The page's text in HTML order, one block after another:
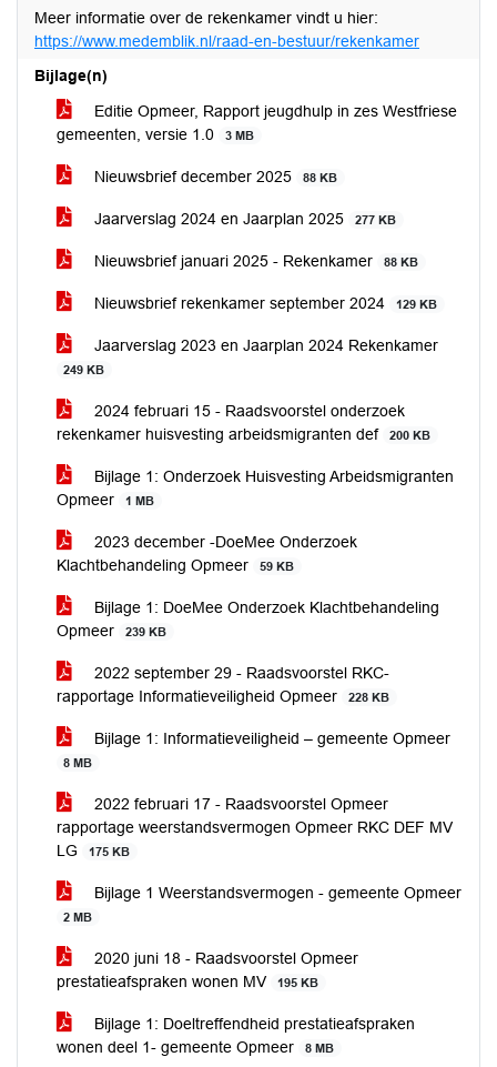
Meer informatie over de rekenkamer vindt u hier:
https://www.medemblik.nl/raad-en-bestuur/rekenkamer
Bijlage(n)
Editie Opmeer, Rapport jeugdhulp in zes Westfriese
gemeenten, versie 1.0
3 MB
Nieuwsbrief december 2025 88 KB
Jaarverslag 2024 en Jaarplan 2025 277 KB
Nieuwsbrief januari 2025 - Rekenkamer 88 KB
Nieuwsbrief rekenkamer september 2024 129 KB
Jaarverslag 2023 en Jaarplan 2024 Rekenkamer
249 KB
2024 februari 15 - Raadsvoorstel onderzoek
rekenkamer huisvesting arbeidsmigranten def
200 KB
Bijlage 1: Onderzoek Huisvesting Arbeidsmigranten
Opmeer
1 MB
2023 december -DoeMee Onderzoek
Klachtbehandeling Opmeer
59 KB
Bijlage 1: DoeMee Onderzoek Klachtbehandeling
Opmeer
239 KB
2022 september 29 - Raadsvoorstel RKC-
rapportage Informatieveiligheid Opmeer
228 KB
Bijlage 1: Informatieveiligheid – gemeente Opmeer
8 MB
2022 februari 17 - Raadsvoorstel Opmeer
rapportage weerstandsvermogen Opmeer RKC DEF MV
LG
175 KB
Bijlage 1 Weerstandsvermogen - gemeente Opmeer
2 MB
2020 juni 18 - Raadsvoorstel Opmeer
prestatieafspraken wonen MV
195 KB
Bijlage 1: Doeltreffendheid prestatieafspraken
wonen deel 1- gemeente Opmeer
8 MB